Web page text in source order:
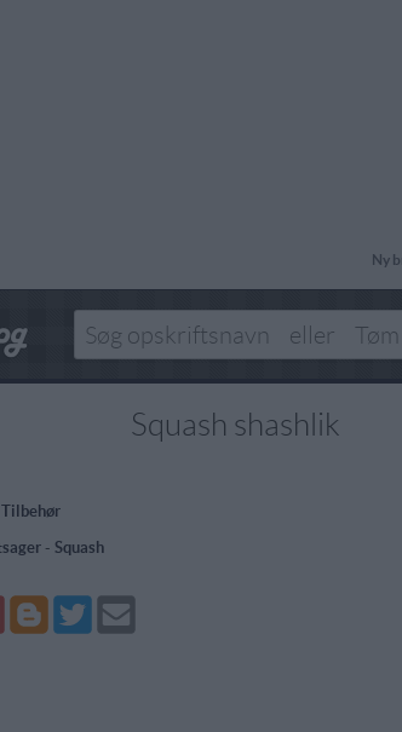
Ny
Squash shashlik
Tilbehør
- Squash
Del
på
Blogger
Del
på
Twitter
Send
mail